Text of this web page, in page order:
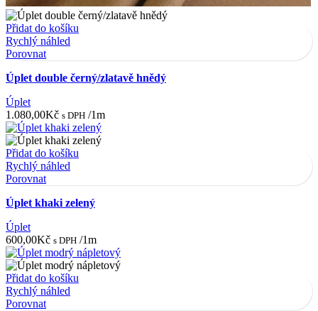
Přidat do košíku
Rychlý náhled
Porovnat
Úplet double černý/zlatavě hnědý
Úplet
1.080,00Kč s DPH /1m
Přidat do košíku
Rychlý náhled
Porovnat
Úplet khaki zelený
Úplet
600,00Kč s DPH /1m
Přidat do košíku
Rychlý náhled
Porovnat